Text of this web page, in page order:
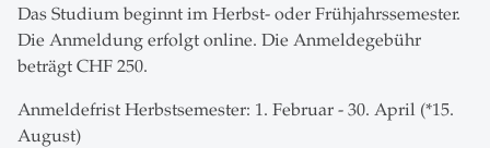
Das Studium beginnt im Herbst- oder Frühjahrssemester.
Die Anmeldung erfolgt online. Die Anmeldegebühr
beträgt CHF 250.
Anmeldefrist Herbstsemester: 1. Februar - 30. April (*15.
August)